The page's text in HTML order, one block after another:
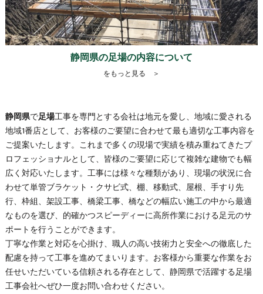
静岡県の足場の内容について
をもっと見る ＞
静岡県で足場工事を専門とする会社は地元を愛し、地域に愛される
地域1番店として、お客様のご要望に合わせて最も適切な工事内容を
ご提案いたします。これまで多くの現場で実績を積み重ねてきたプ
ロフェッショナルとして、皆様のご要望に応じて複雑な建物でも幅
広く対応いたします。工事には様々な種類があり、現場の状況に合
わせて単管ブラケット・クサビ式、棚、移動式、屋根、手すり先
行、枠組、架設工事、橋梁工事、橋などの幅広い施工の中から最適
なものを選び、的確かつスピーディーに高所作業における足元のサ
ポートを行うことができます。
丁寧な作業と対応を心掛け、職人の高い技術力と安全への徹底した
配慮を持って工事を進めてまいります。お客様から重要な作業をお
任せいただいている信頼される存在として、 静岡県で活躍する足場
工事会社へぜひ一度お問い合わせください。